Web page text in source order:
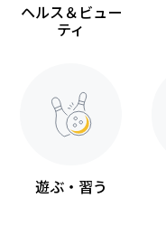
ヘルス＆ビュー
ティ
遊ぶ・習う